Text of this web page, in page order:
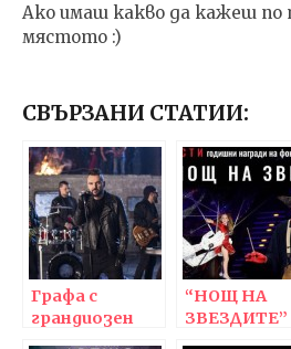
Ако имаш какво да кажеш
мястото :)
СВЪРЗАНИ СТАТИИ:
Графа с
грандиозен
“НОЩ НА
ЗВЕЗДИТЕ”